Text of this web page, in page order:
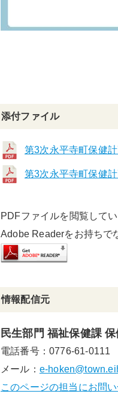
添付ファイル
第3次永平寺町保健
第3次永平寺町保健
PDFファイルを閲覧して
Adobe Readerをお持ちで
情報配信元
民生部門 福祉保健課
電話番号：0776-61-0111
メール： e-
このページの担当にお問